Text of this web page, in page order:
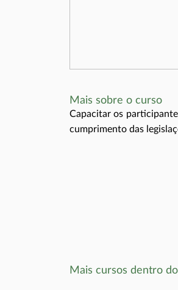
Mais sobre o curso
Capacitar os
cumprimento das
Mais cursos dentro